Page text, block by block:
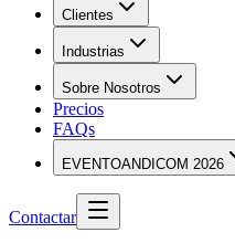
Clientes
Industrias
Sobre Nosotros
Precios
FAQs
EVENTOANDICOM 2026
Contactar